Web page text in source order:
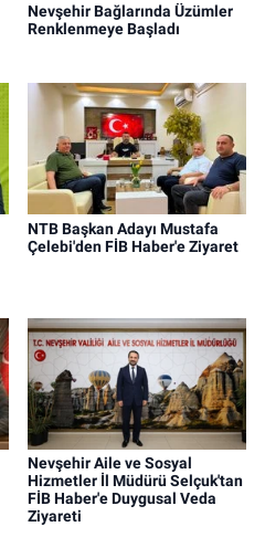
Nevşehir Bağlarında Üzümler
Renklenmeye Başladı
NTB Başkan Adayı Mustafa
Çelebi'den FİB Haber'e Ziyaret
Nevşehir Aile ve Sosyal
Hizmetler İl Müdürü Selçuk'tan
FİB Haber'e Duygusal Veda
Ziyareti